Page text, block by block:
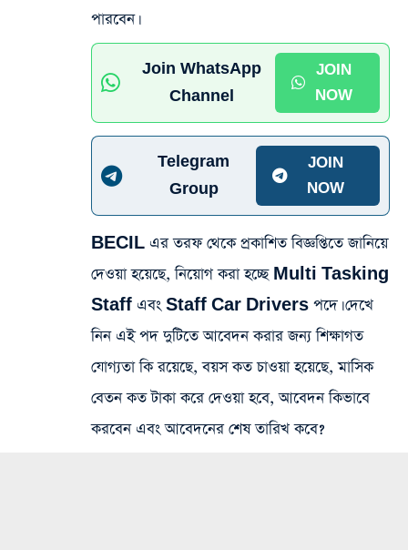
পারবেন।
Join WhatsApp
Channel
JOIN
NOW
Telegram
Group
JOIN
NOW
BECIL এর তরফ থেকে প্রকাশিত বিজ্ঞপ্তিতে জানিয়ে
দেওয়া হয়েছে, নিয়োগ করা হচ্ছে Multi Tasking
Staff এবং Staff Car Drivers পদে। দেখে
নিন এই পদ দুটিতে আবেদন করার জন্য শিক্ষাগত
যোগ্যতা কি রয়েছে, বয়স কত চাওয়া হয়েছে, মাসিক
বেতন কত টাকা করে দেওয়া হবে, আবেদন কিভাবে
করবেন এবং আবেদনের শেষ তারিখ কবে?